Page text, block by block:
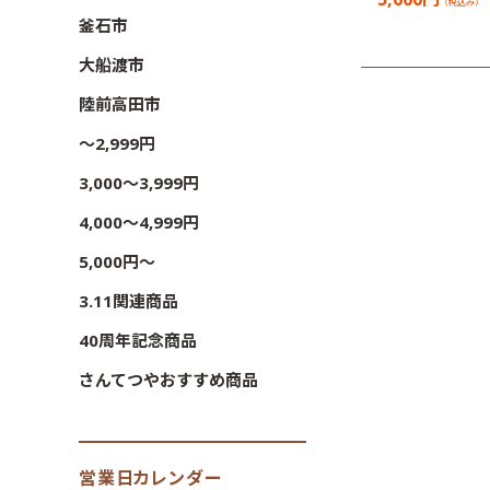
釜石市
大船渡市
陸前高田市
〜2,999円
3,000〜3,999円
4,000〜4,999円
5,000円〜
3.11関連商品
40周年記念商品
さんてつやおすすめ商品
営業日カレンダー